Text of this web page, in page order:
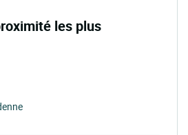
les plus